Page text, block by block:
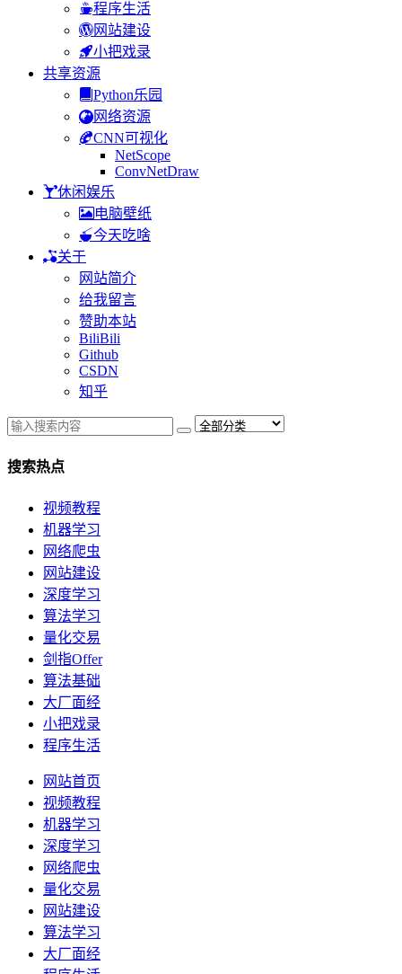
程序生活
网站建设
小把戏录
共享资源
Python乐园
网络资源
CNN可视化
NetScope
ConvNetDraw
休闲娱乐
电脑壁纸
今天吃啥
关于
网站简介
给我留言
赞助本站
BiliBili
Github
CSDN
知乎
搜索热点
视频教程
机器学习
网络爬虫
网站建设
深度学习
算法学习
量化交易
剑指Offer
算法基础
大厂面经
小把戏录
程序生活
网站首页
视频教程
机器学习
深度学习
网络爬虫
量化交易
网站建设
算法学习
大厂面经